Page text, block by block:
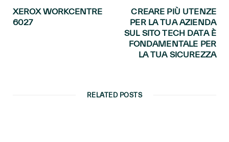
XEROX WORKCENTRE
6027
CREARE PIÙ UTENZE
PER LA TUA AZIENDA
SUL SITO TECH DATA È
FONDAMENTALE PER
LA TUA SICUREZZA
RELATED POSTS